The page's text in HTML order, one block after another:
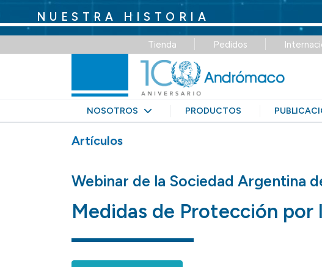
NUESTRA HISTORIA
Tienda Pedidos
NOSOTROS PRODUCTOS
Artículos
Webinar de la Sociedad Argentina
Medidas de Protección